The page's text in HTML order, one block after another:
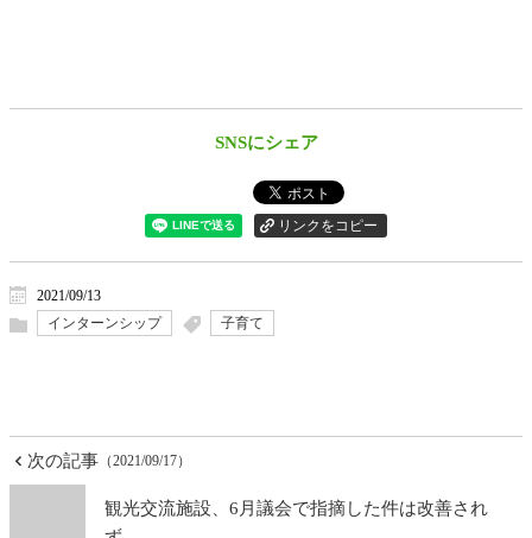
SNSにシェア
2021/09/13
インターンシップ
子育て
次の記事 （2021/09/17）
観光交流施設、6月議会で指摘した件は改善され